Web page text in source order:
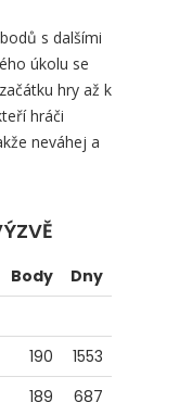
s dalšími
úkolu se
hry až k
hráči
neváhej a
Body
Dny
190
1553
189 687